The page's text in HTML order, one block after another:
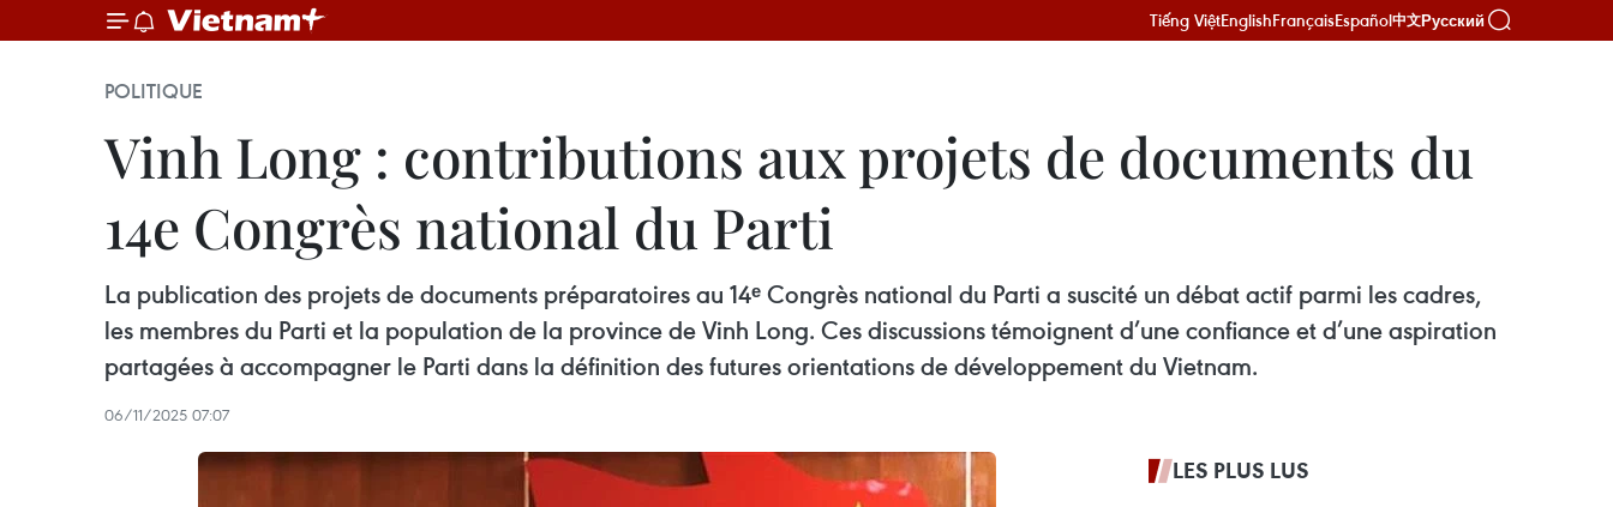
Tiếng ViệtEnglishFrançaisEspañol中文Русский
POLITIQUE
Vinh Long : contributions aux projets de documents du
14e Congrès national du Parti
La publication des projets de documents préparatoires au 14ᵉ Congrès national du Parti a suscité un débat actif parmi les cadres,
les membres du Parti et la population de la province de Vinh Long. Ces discussions témoignent d’une confiance et d’une aspiration
partagées à accompagner le Parti dans la définition des futures orientations de développement du Vietnam.
06/11/2025 07:07
LES PLUS LUS